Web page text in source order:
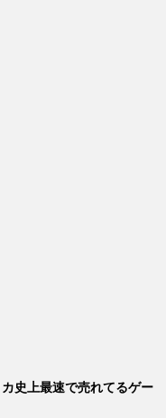
史上最速で売れてるゲー